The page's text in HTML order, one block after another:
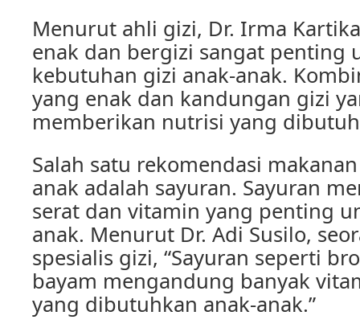
Menurut ahli gizi, Dr. Irma
enak dan bergizi sangat penting
kebutuhan gizi anak-anak.
yang enak dan kandungan gizi
memberikan nutrisi yang
Salah satu rekomendasi
anak adalah sayuran. Sayuran
serat dan vitamin yang penting
anak. Menurut Dr. Adi Susilo,
spesialis gizi, “Sayuran seperti
bayam mengandung banyak
yang dibutuhkan anak-anak.”